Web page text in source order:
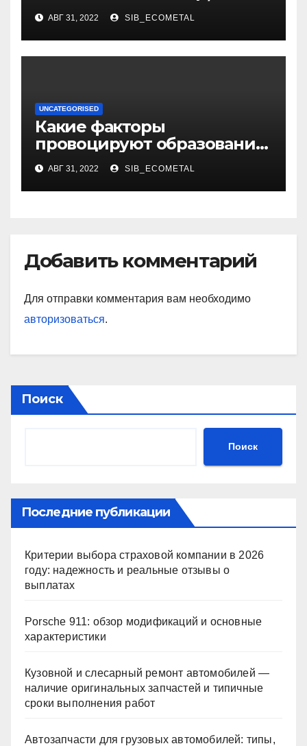
музыкант и автор песен со
смыслом
АВГ 31, 2022 SIB_ECOMETAL
UNCATEGORISED
Какие факторы
провоцируют образование
жировиков
АВГ 31, 2022 SIB_ECOMETAL
Добавить комментарий
Для отправки комментария вам необходимо
авторизоваться.
Поиск
Поиск
Последние публикации
Критерии выбора страховой компании в 2026
году: надежность и реальные отзывы о
выплатах
Porsche 911: обзор модификаций и основные
характеристики
Кузовной и слесарный ремонт автомобилей —
наличие оригинальных запчастей и типичные
сроки выполнения работ
Автозапчасти для грузовых автомобилей: типы,